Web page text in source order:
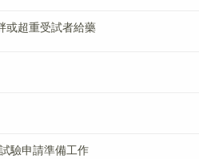
或超重受試者給藥
驗申請準備工作